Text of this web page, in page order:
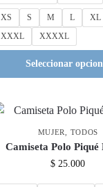
XS S M L XL
XXXL
XXXXL
Seleccionar
MUJER TODOS
Camiseta Polo
$ 25.000